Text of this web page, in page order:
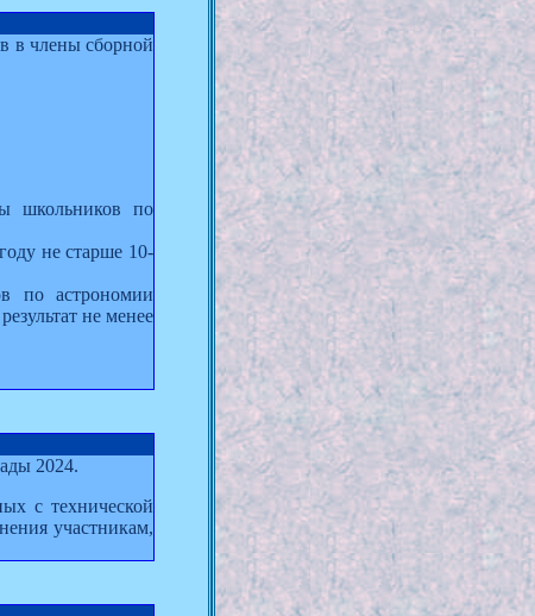
в члены сборной
школьников по
не старше 10-
по астрономии
не менее
2024.
с технической
участникам,